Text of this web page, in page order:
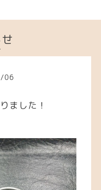
/06
ました！